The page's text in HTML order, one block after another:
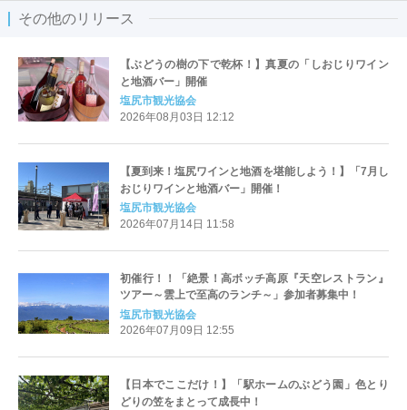
その他のリリース
【ぶどうの樹の下で乾杯！】真夏の「しおじりワイン
と地酒バー」開催
塩尻市観光協会
2026年08月03日 12:12
【夏到来！塩尻ワインと地酒を堪能しよう！】「7月し
おじりワインと地酒バー」開催！
塩尻市観光協会
2026年07月14日 11:58
初催行！！「絶景！高ボッチ高原『天空レストラン』
ツアー～雲上で至高のランチ～」参加者募集中！
塩尻市観光協会
2026年07月09日 12:55
【日本でここだけ！】「駅ホームのぶどう園」色とり
どりの笠をまとって成長中！